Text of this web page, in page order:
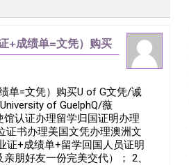
+成绩单=文凭）购买
单=文凭）购买U of G文凭/诚
of GuelphQ/薇
认证办理留学归国证明办理
证书办理美国文凭办理澳洲文
证+成绩单+留学回国人员证明
朋好友一份完美交代）； 2、